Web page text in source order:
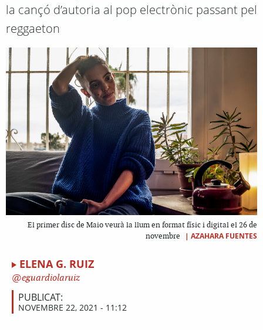
la cançó d’autoria al pop electrònic passant pel
reggaeton
El primer disc de Maio veurà la llum en format físic i digital el 26 de
novembre
| AZAHARA FUENTES
ELENA G. RUIZ
eguardiolaruiz
PUBLICAT:
NOVEMBRE 22, 2021 - 11:12